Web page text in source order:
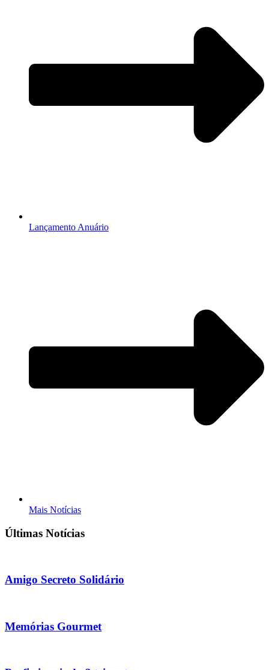
Lançamento Anuário
Mais Notícias
Últimas Notícias
Amigo Secreto Solidário
Memórias Gourmet